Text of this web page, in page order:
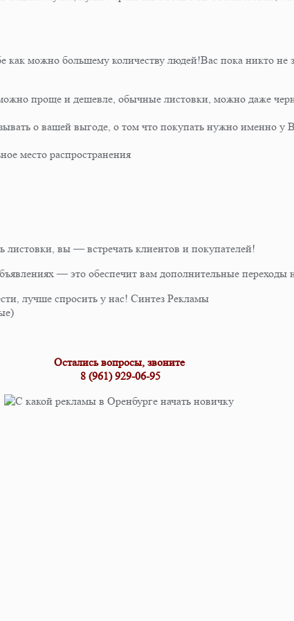
как можно большему количеству людей!Вас пока
проще и дешевле, обычные листовки, можно даже
о вашей выгоде, о том что покупать нужно именно у
место распространения
вы — встречать клиентов и покупателей!
— это обеспечит вам дополнительные переходы
лучше спросить у нас! Синтез Рекламы
Остались вопросы, звоните
8 (961) 929-06-95